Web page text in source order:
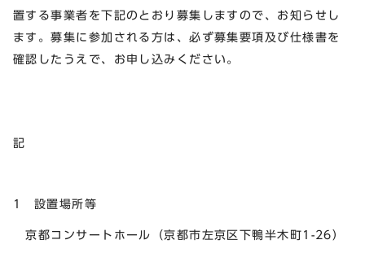
置する事業者を下記のとおり募集しますので、お知らせし
ます。募集に参加される方は、必ず募集要項及び仕様書を
確認したうえで、お申し込みください。
記
1 設置場所等
京都コンサートホール（京都市左京区下鴨半木町1-26）